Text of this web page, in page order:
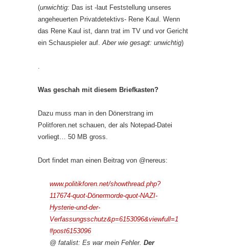
(unwichtig: Das ist -laut Feststellung unseres
angeheuerten Privatdetektivs- Rene Kaul. Wenn
das Rene Kaul ist, dann trat im TV und vor Gericht
ein Schauspieler auf. Aber wie gesagt: unwichtig)
Was geschah mit diesem Briefkasten?
Dazu muss man in den Dönerstrang im
Politforen.net schauen, der als Notepad-Datei
vorliegt… 50 MB gross.
Dort findet man einen Beitrag von @nereus:
www.politikforen.net/showthread.php?
117674-quot-Dönermorde-quot-NAZI-
Hysterie-und-der-
Verfassungsschutz&p=6153096&viewfull=1
#post6153096
@ fatalist: Es war mein Fehler. Der